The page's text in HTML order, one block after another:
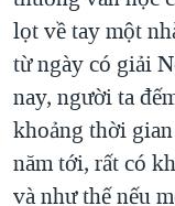
lọt về tay một
từ ngày có giải
nay, người ta
khoảng thời
năm tới, rất có
và như thế nếu